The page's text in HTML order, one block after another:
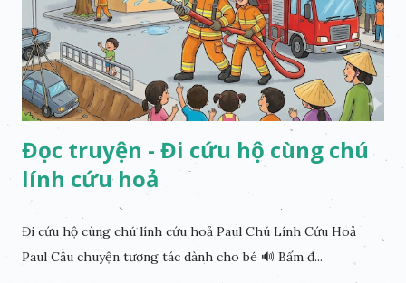
Đọc truyện - Đi cứu hộ cùng chú
lính cứu hoả
Đi cứu hộ cùng chú lính cứu hoả Paul Chú Lính Cứu Hoả
Paul Câu chuyện tương tác dành cho bé 🔊 Bấm đ...